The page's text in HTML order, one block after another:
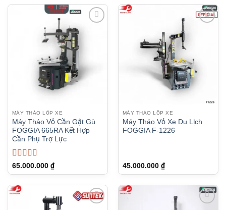
21.000.000 ₫.là:
MÁY THÁO LỐP XE
Máy Tháo Vỏ Cần Gật Gù
FOGGIA 665RA Kết Hợp
Cần Phụ Trợ Lực
Được xếp
hạng55 sao
65.000.000 ₫
MÁY THÁO LỐP XE
Máy Tháo Vỏ Xe Du Lịch
FOGGIA F-1226
45.000.000 ₫